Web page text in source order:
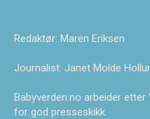
Redaktør: Maren Eriksen
Journalist: Janet Molde
Babyverden.no arbeider
for god presseskikk.